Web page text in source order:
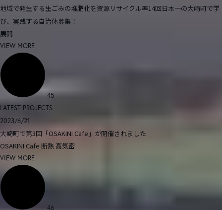
地域で発生する生ごみの堆肥化を資源リサイクル率14回日本一の大崎町で学
び、実践する自治体募集！
展開
VIEW MORE
45
LATEST PROJECTS
2023/6/21
大崎町で第3回「OSAKINI Cafe」が開催されました
OSAKINI Cafe 断熱 高気密
VIEW MORE
46